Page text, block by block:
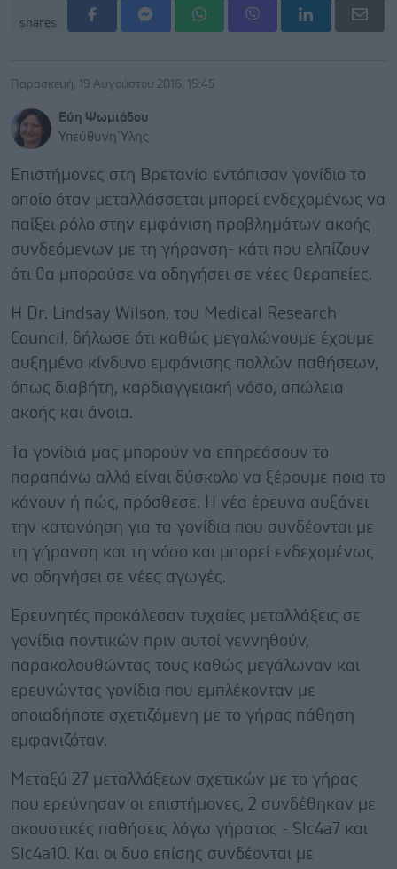
shares
Παρασκευή, 19 Αυγούστου 2016, 15:45
Εύη Ψωμιάδου
Υπεύθυνη Ύλης
Επιστήμονες στη Βρετανία εντόπισαν γονίδιο το
οποίο όταν μεταλλάσσεται μπορεί ενδεχομένως να
παίξει ρόλο στην εμφάνιση προβλημάτων ακοής
συνδεόμενων με τη γήρανση- κάτι που ελπίζουν
ότι θα μπορούσε να οδηγήσει σε νέες θεραπείες.
Η Dr. Lindsay Wilson, του Medical Research
Council, δήλωσε ότι καθώς μεγαλώνουμε έχουμε
αυξημένο κίνδυνο εμφάνισης πολλών παθήσεων,
όπως διαβήτη, καρδιαγγειακή νόσο, απώλεια
ακοής και άνοια.
Τα γονίδιά μας μπορούν να επηρεάσουν το
παραπάνω αλλά είναι δύσκολο να ξέρουμε ποια το
κάνουν ή πώς, πρόσθεσε. Η νέα έρευνα αυξάνει
την κατανόηση για τα γονίδια που συνδέονται με
τη γήρανση και τη νόσο και μπορεί ενδεχομένως
να οδηγήσει σε νέες αγωγές.
Ερευνητές προκάλεσαν τυχαίες μεταλλάξεις σε
γονίδια ποντικών πριν αυτοί γεννηθούν,
παρακολουθώντας τους καθώς μεγάλωναν και
ερευνώντας γονίδια που εμπλέκονταν με
οποιαδήποτε σχετιζόμενη με το γήρας πάθηση
εμφανιζόταν.
Μεταξύ 27 μεταλλάξεων σχετικών με το γήρας
που ερεύνησαν οι επιστήμονες, 2 συνδέθηκαν με
ακουστικές παθήσεις λόγω γήρατος - Slc4a7 και
Slc4a10. Και οι δυο επίσης συνδέονται με